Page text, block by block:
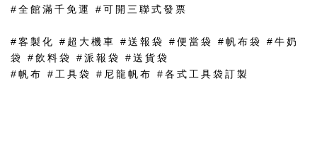
#全館滿千免運 #可開三聯式發票
#客製化 #超大機車 #送報袋 #便當袋 #帆布袋 #牛奶
袋 #飲料袋 #派報袋 #送貨袋
#帆布 #工具袋 #尼龍帆布 #各式工具袋訂製